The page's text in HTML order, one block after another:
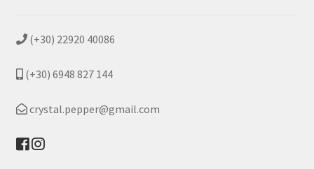
(+30) 22920 40086
(+30) 6948 827 144
crystal.pepper@gmail.com